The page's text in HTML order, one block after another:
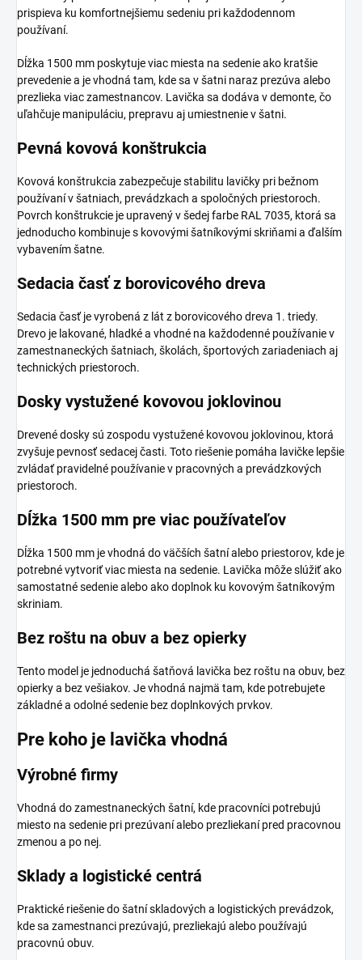
prispieva ku komfortnejšiemu sedeniu pri každodennom
používaní.
Dĺžka 1500 mm poskytuje viac miesta na sedenie ako kratšie
prevedenie a je vhodná tam, kde sa v šatni naraz prezúva alebo
prezlieka viac zamestnancov. Lavička sa dodáva v demonte, čo
uľahčuje manipuláciu, prepravu aj umiestnenie v šatni.
Pevná kovová konštrukcia
Kovová konštrukcia zabezpečuje stabilitu lavičky pri bežnom
používaní v šatniach, prevádzkach a spoločných priestoroch.
Povrch konštrukcie je upravený v šedej farbe RAL 7035, ktorá sa
jednoducho kombinuje s kovovými šatníkovými skriňami a ďalším
vybavením šatne.
Sedacia časť z borovicového dreva
Sedacia časť je vyrobená z lát z borovicového dreva 1. triedy.
Drevo je lakované, hladké a vhodné na každodenné používanie v
zamestnaneckých šatniach, školách, športových zariadeniach aj
technických priestoroch.
Dosky vystužené kovovou joklovinou
Drevené dosky sú zospodu vystužené kovovou joklovinou, ktorá
zvyšuje pevnosť sedacej časti. Toto riešenie pomáha lavičke lepšie
zvládať pravidelné používanie v pracovných a prevádzkových
priestoroch.
Dĺžka 1500 mm pre viac používateľov
Dĺžka 1500 mm je vhodná do väčších šatní alebo priestorov, kde je
potrebné vytvoriť viac miesta na sedenie. Lavička môže slúžiť ako
samostatné sedenie alebo ako doplnok ku kovovým šatníkovým
skriniam.
Bez roštu na obuv a bez opierky
Tento model je jednoduchá šatňová lavička bez roštu na obuv, bez
opierky a bez vešiakov. Je vhodná najmä tam, kde potrebujete
základné a odolné sedenie bez doplnkových prvkov.
Pre koho je lavička vhodná
Výrobné firmy
Vhodná do zamestnaneckých šatní, kde pracovníci potrebujú
miesto na sedenie pri prezúvaní alebo prezliekaní pred pracovnou
zmenou a po nej.
Sklady a logistické centrá
Praktické riešenie do šatní skladových a logistických prevádzok,
kde sa zamestnanci prezúvajú, prezliekajú alebo používajú
pracovnú obuv.